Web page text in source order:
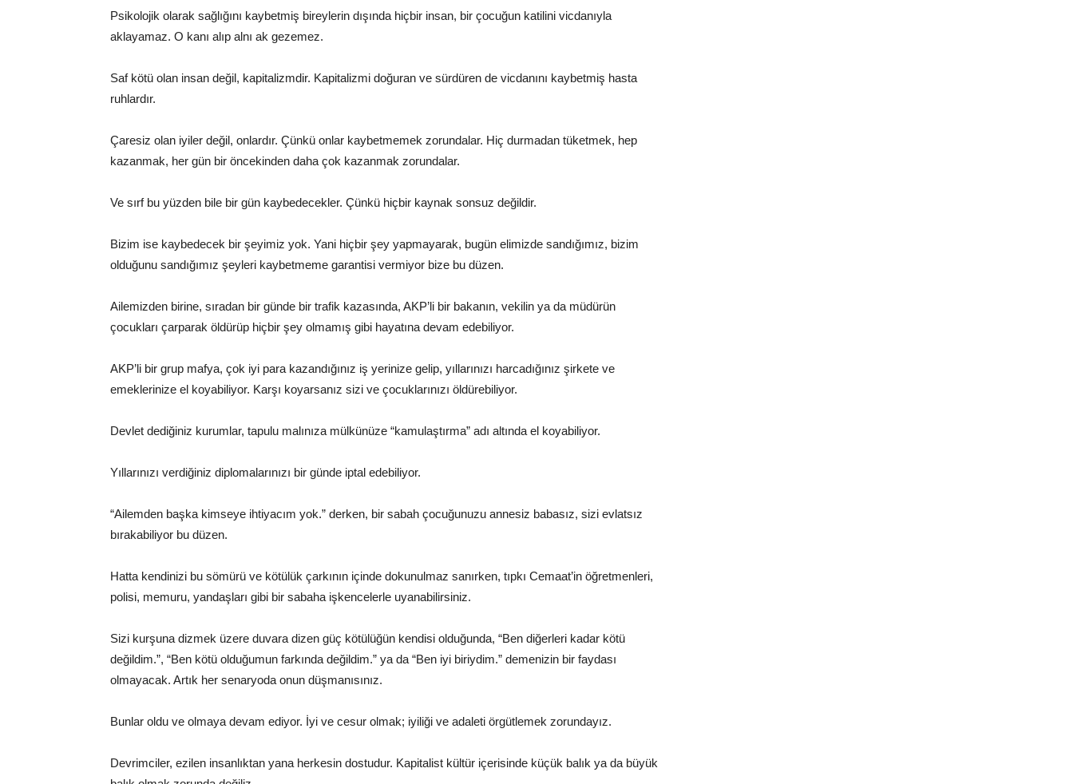
Psikolojik olarak sağlığını kaybetmiş bireylerin dışında hiçbir insan, bir çocuğun katilini vicdanıyla
aklayamaz. O kanı alıp alnı ak gezemez.
Saf kötü olan insan değil, kapitalizmdir. Kapitalizmi doğuran ve sürdüren de vicdanını kaybetmiş hasta
ruhlardır.
Çaresiz olan iyiler değil, onlardır. Çünkü onlar kaybetmemek zorundalar. Hiç durmadan tüketmek, hep
kazanmak, her gün bir öncekinden daha çok kazanmak zorundalar.
Ve sırf bu yüzden bile bir gün kaybedecekler. Çünkü hiçbir kaynak sonsuz değildir.
Bizim ise kaybedecek bir şeyimiz yok. Yani hiçbir şey yapmayarak, bugün elimizde sandığımız, bizim
olduğunu sandığımız şeyleri kaybetmeme garantisi vermiyor bize bu düzen.
Ailemizden birine, sıradan bir günde bir trafik kazasında, AKP’li bir bakanın, vekilin ya da müdürün
çocukları çarparak öldürüp hiçbir şey olmamış gibi hayatına devam edebiliyor.
AKP’li bir grup mafya, çok iyi para kazandığınız iş yerinize gelip, yıllarınızı harcadığınız şirkete ve
emeklerinize el koyabiliyor. Karşı koyarsanız sizi ve çocuklarınızı öldürebiliyor.
Devlet dediğiniz kurumlar, tapulu malınıza mülkünüze “kamulaştırma” adı altında el koyabiliyor.
Yıllarınızı verdiğiniz diplomalarınızı bir günde iptal edebiliyor.
“Ailemden başka kimseye ihtiyacım yok.” derken, bir sabah çocuğunuzu annesiz babasız, sizi evlatsız
bırakabiliyor bu düzen.
Hatta kendinizi bu sömürü ve kötülük çarkının içinde dokunulmaz sanırken, tıpkı Cemaat’in öğretmenleri,
polisi, memuru, yandaşları gibi bir sabaha işkencelerle uyanabilirsiniz.
Sizi kurşuna dizmek üzere duvara dizen güç kötülüğün kendisi olduğunda, “Ben diğerleri kadar kötü
değildim.”, “Ben kötü olduğumun farkında değildim.” ya da “Ben iyi biriydim.” demenizin bir faydası
olmayacak. Artık her senaryoda onun düşmanısınız.
Bunlar oldu ve olmaya devam ediyor. İyi ve cesur olmak; iyiliği ve adaleti örgütlemek zorundayız.
Devrimciler, ezilen insanlıktan yana herkesin dostudur. Kapitalist kültür içerisinde küçük balık ya da büyük